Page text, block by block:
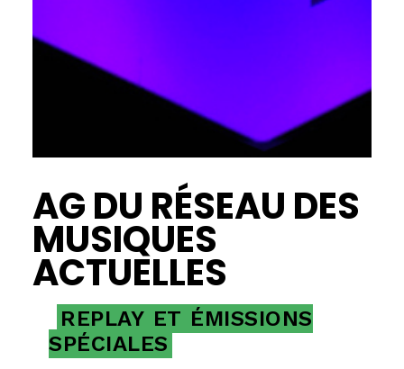
AG DU RÉSEAU DES
MUSIQUES
ACTUELLES
REPLAY ET ÉMISSIONS
SPÉCIALES